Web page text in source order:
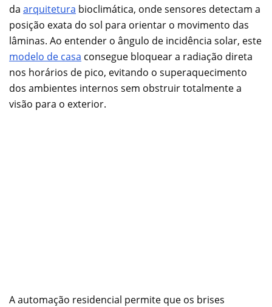
da arquitetura bioclimática, onde sensores detectam a
posição exata do sol para orientar o movimento das
lâminas. Ao entender o ângulo de incidência solar, este
modelo de casa consegue bloquear a radiação direta
nos horários de pico, evitando o superaquecimento
dos ambientes internos sem obstruir totalmente a
visão para o exterior.
A automação residencial permite que os brises